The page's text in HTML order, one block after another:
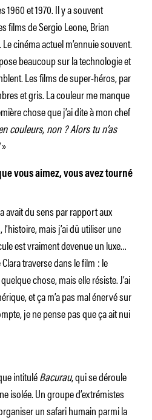
1960 et 1970. Il y a souvent
films de Sergio Leone, Brian
cinéma actuel m’ennuie souvent.
beaucoup sur la technologie et
Les films de super-héros, par
et gris. La couleur me manque
chose que j’ai dite à mon chef
couleurs, non ? Alors tu n’as
»
vous aimez, vous avez tourné
avait du sens par rapport aux
mais j’ai dû utiliser une
est vraiment devenue un luxe…
traverse dans le film : le
chose, mais elle résiste. J’ai
et ça m’a pas mal énervé sur
je ne pense pas que ça ait nui
intituléBacurau, qui se déroule
isolée. Un groupe d’extrémistes
un safari humain parmi la